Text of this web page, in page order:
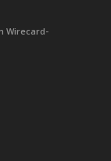
Wirecard-